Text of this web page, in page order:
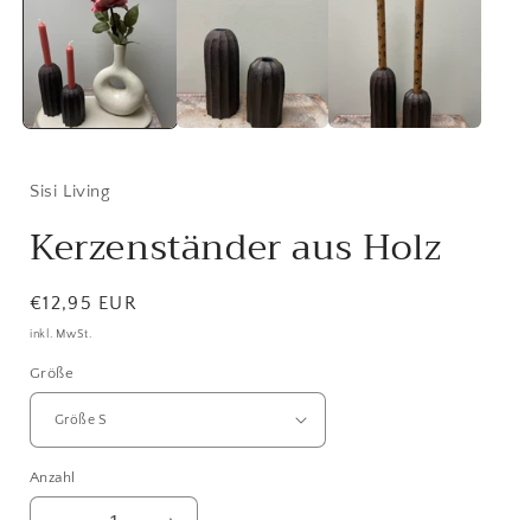
öffnen
Sisi Living
Kerzenständer aus Holz
Normaler
Preis
€12,95 EUR
inkl. MwSt.
Größe
Anzahl